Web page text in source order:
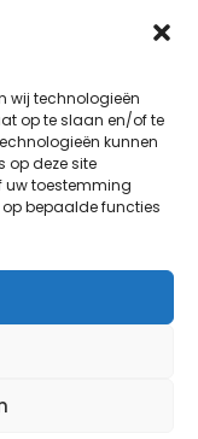
wij technologieën
op te slaan en/of te
kunnen
op deze site
uw toestemming
bepaalde functies